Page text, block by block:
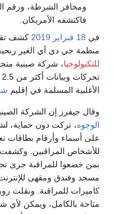
ومخافر الشرطة، ورقم
فاكتشفه الأمريكان.
في 18 فبراير 2019 كشف
منظمة جي دي آي الغير
للتكنولوجيا، شركة صينية
تحركات وبيانات أكثر من 2.5 مليون شخص من أقلية
الأغلبية المسلمة في إقليم
وقال جيفرز إن الشركة
الوجوه، تركت دون حماية،
على أسماء وأرقام بطاقات
مسجد وفندق ومقهى
كاميرات للمراقبة. ونقلت
متاحة بالكامل، ويمكن لأي